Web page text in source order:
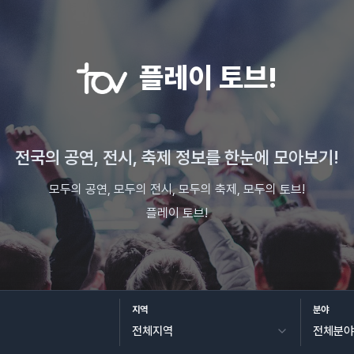
플레이 토브!
전국의 공연, 전시, 축제 정보를 한눈에 모아보기!
모두의 공연, 모두의 전시, 모두의 축제, 모두의 토브!
플레이 토브!
지역 분야